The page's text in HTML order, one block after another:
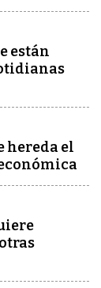
están
hereda el